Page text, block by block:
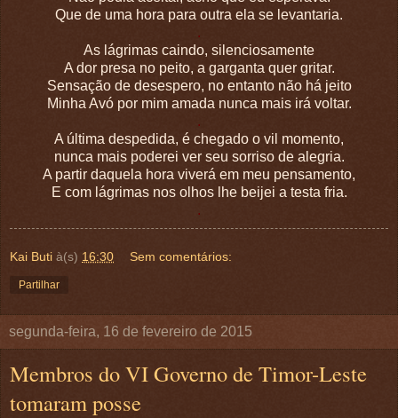
Que de uma hora para outra ela se levantaria.
.
As lágrimas caindo, silenciosamente
A dor presa no peito, a garganta quer gritar.
Sensação de desespero, no entanto não há jeito
Minha Avó por mim amada nunca mais irá voltar.
.
A última despedida, é chegado o vil momento,
nunca mais poderei ver seu sorriso de alegria.
A partir daquela hora viverá em meu pensamento,
E com lágrimas nos olhos lhe beijei a testa fria.
.
Kai Buti à(s) 16:30 Sem comentários:
Partilhar
segunda-feira, 16 de fevereiro de 2015
Membros do VI Governo de Timor-Leste
tomaram posse